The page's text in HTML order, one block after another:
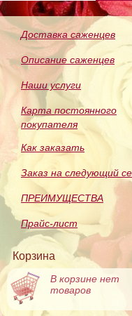
ПИТОМНИКА
Доставка саженцев
Описание саженцев
Наши услуги
Карта постоянного
покупателя
Как заказать
Заказ на следующий
ПРЕИМУЩЕСТВА
Прайс-лист
Корзина
В корзине нет
товаров